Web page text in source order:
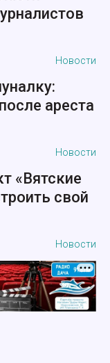
Новости
ареста
Новости
«Вятские
свой
Новости